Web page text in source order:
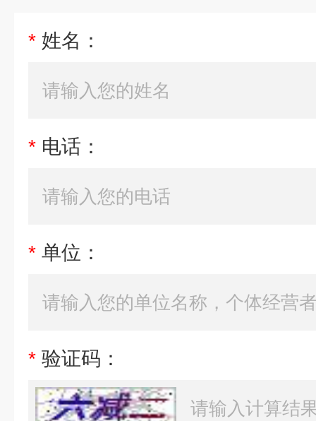
* 姓名：
* 电话：
* 单位：
* 验证码：